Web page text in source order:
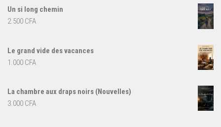
Un si long chemin
2.500 CFA
Le grand vide des vacances
1.000 CFA
La chambre aux draps noirs (Nouvelles)
3.000 CFA